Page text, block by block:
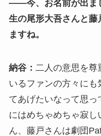
――今、お名前が出ま
生の尾形大吾さんと
ますね。
納谷： 二人の意思を尊
いるファンの方々にも
てあげたいなって思っ
にはめちゃめちゃ寂し
ん、藤戸さんは劇団